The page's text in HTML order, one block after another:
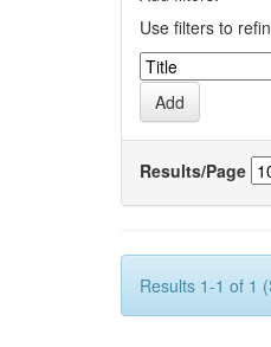
Use filters to
Results/Page
Results 1-1 of 1